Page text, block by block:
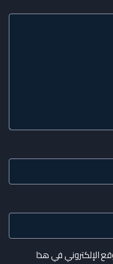
الإلكتروني في هذا